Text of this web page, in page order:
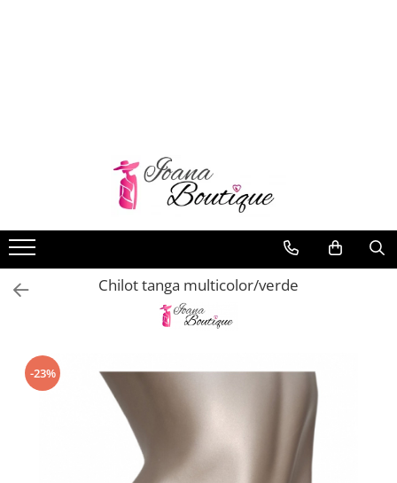
Chiloti clasici
Chiloti tanga
Compleuri & body-uri
Maiouri dama
Chilot tanga multicolor/verde
-23%